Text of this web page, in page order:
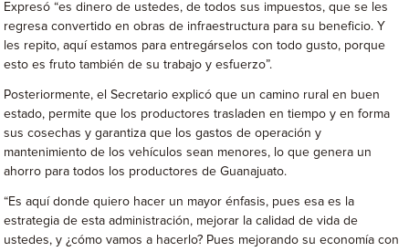
Expresó “es dinero de ustedes, de todos sus impuestos, que se les
regresa convertido en obras de infraestructura para su beneficio. Y
les repito, aquí estamos para entregárselos con todo gusto, porque
esto es fruto también de su trabajo y esfuerzo”.
Posteriormente, el Secretario explicó que un camino rural en buen
estado, permite que los productores trasladen en tiempo y en forma
sus cosechas y garantiza que los gastos de operación y
mantenimiento de los vehículos sean menores, lo que genera un
ahorro para todos los productores de Guanajuato.
“Es aquí donde quiero hacer un mayor énfasis, pues esa es la
estrategia de esta administración, mejorar la calidad de vida de
ustedes, y ¿cómo vamos a hacerlo? Pues mejorando su economía con